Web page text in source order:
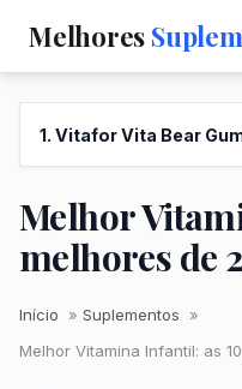
Melhores
1. Vitafor Vita Bear
Melhor
melhores de
Início
Suplementos
Melhor Vitamina Infantil: as